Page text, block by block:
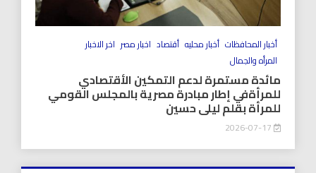
أخبار المحافظات أخبار محليه أقتصاد اخبار مصر اخر الاخبار
المرأه والجمال
مائدة مستمرة لدعم التمكين الأقتصادي
للمرأةفي إطار مبادرة مصرية بالمجلس القومي
للمرأة بقلم ليلى حسين